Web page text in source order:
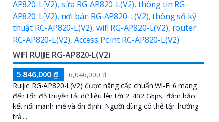
WIFI RUIJIE RG-AP820-L(V2)
5,846,000 ₫
6,046,000 ₫
Ruijie RG-AP820-L(V2) được nâng cấp chuẩn Wi-Fi 6 mang
đến tốc độ truyền tải dữ liệu lên tới 2. 402 Gbps, đảm bảo
kết nối mạnh mẽ và ổn định. Người dùng có thể tận hưởng
trải...